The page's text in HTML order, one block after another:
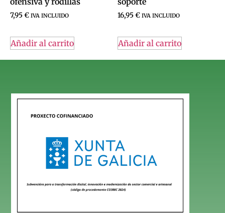
7,95€ IVA INCLUIDO
Añadir al carrito
16,95€ IVA INCLUIDO
Añadir al carrito